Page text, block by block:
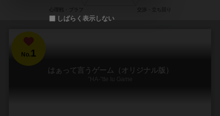
No.1
はぁって言うゲーム（オリジナル版）
”HA-”tte Iu Game
しばらく表示しない